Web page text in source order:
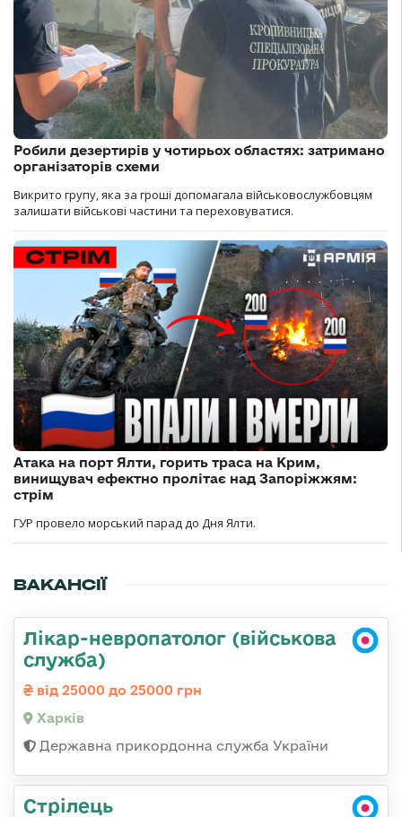
Робили дезертирів у чотирьох областях: затримано
організаторів схеми
Викрито групу, яка за гроші допомагала військовослужбовцям
залишати військові частини та переховуватися.
Атака на порт Ялти, горить траса на Крим,
винищувач ефектно пролітає над Запоріжжям:
стрім
ГУР провело морський парад до Дня Ялти.
ВАКАНСІЇ
Лікар-невропатолог (військова
служба)
від 25000 до 25000 грн
Харків
Державна прикордонна служба України
Стрілець